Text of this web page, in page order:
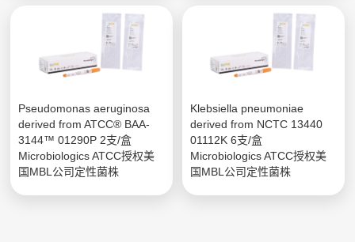
Pseudomonas aeruginosa
derived from ATCC® BAA-
3144™ 01290P 2支/盒
Microbiologics ATCC授权美
国MBL公司定性菌株
Klebsiella pneumoniae
derived from NCTC 13440
01112K 6支/盒
Microbiologics ATCC授权美
国MBL公司定性菌株